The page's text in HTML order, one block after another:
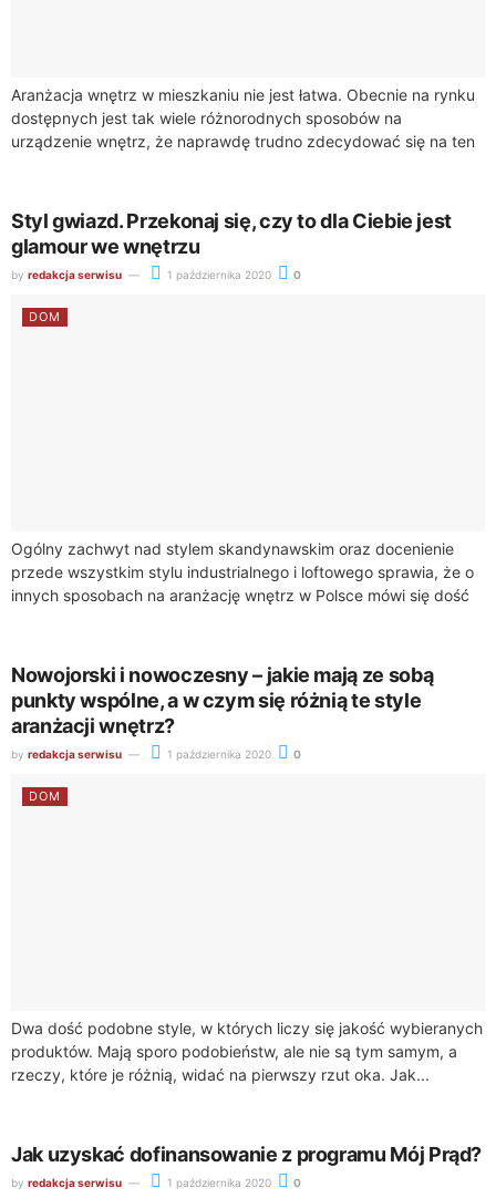
Aranżacja wnętrz w mieszkaniu nie jest łatwa. Obecnie na rynku
dostępnych jest tak wiele różnorodnych sposobów na
urządzenie wnętrz, że naprawdę trudno zdecydować się na ten
Styl gwiazd. Przekonaj się, czy to dla Ciebie jest
glamour we wnętrzu
by redakcja serwisu 1 października 2020 0
DOM
Ogólny zachwyt nad stylem skandynawskim oraz docenienie
przede wszystkim stylu industrialnego i loftowego sprawia, że o
innych sposobach na aranżację wnętrz w Polsce mówi się dość
Nowojorski i nowoczesny – jakie mają ze sobą
punkty wspólne, a w czym się różnią te style
aranżacji wnętrz?
by redakcja serwisu 1 października 2020 0
DOM
Dwa dość podobne style, w których liczy się jakość wybieranych
produktów. Mają sporo podobieństw, ale nie są tym samym, a
rzeczy, które je różnią, widać na pierwszy rzut oka. Jak...
Jak uzyskać dofinansowanie z programu Mój Prąd?
by redakcja serwisu 1 października 2020 0